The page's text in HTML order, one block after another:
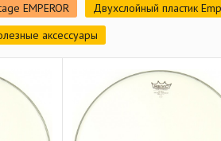
EMPEROR
Двухслойный пластик
аксессуары